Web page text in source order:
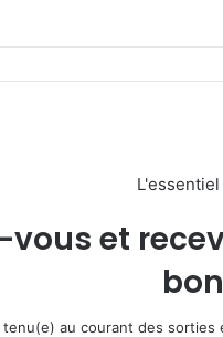
et
au courant des